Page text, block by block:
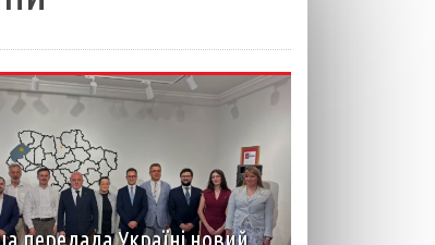
передала Україні новий